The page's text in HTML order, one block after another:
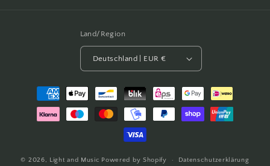
Land/Region
Deutschland | EUR €
Zahlungsmethoden
© 2026, Light and Music Powered by Shopify Datenschutzerklärung